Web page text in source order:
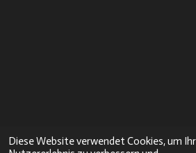
Diese Website verwendet Cookies, um Ihr